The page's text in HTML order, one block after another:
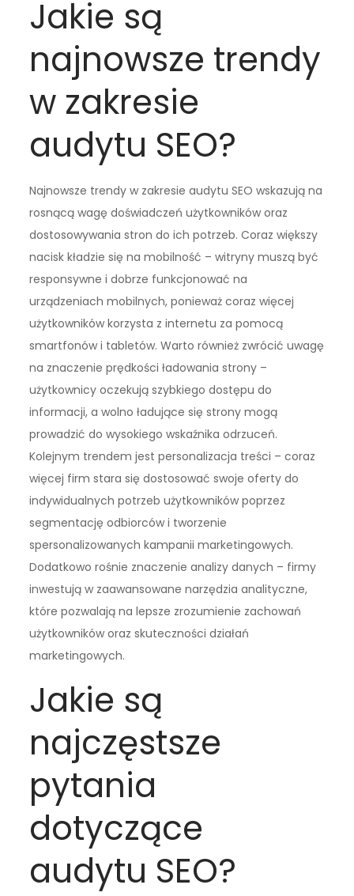
Jakie są
najnowsze trendy
w zakresie
audytu SEO?
Najnowsze trendy w zakresie audytu SEO wskazują na
rosnącą wagę doświadczeń użytkowników oraz
dostosowywania stron do ich potrzeb. Coraz większy
nacisk kładzie się na mobilność – witryny muszą być
responsywne i dobrze funkcjonować na
urządzeniach mobilnych, ponieważ coraz więcej
użytkowników korzysta z internetu za pomocą
smartfonów i tabletów. Warto również zwrócić uwagę
na znaczenie prędkości ładowania strony –
użytkownicy oczekują szybkiego dostępu do
informacji, a wolno ładujące się strony mogą
prowadzić do wysokiego wskaźnika odrzuceń.
Kolejnym trendem jest personalizacja treści – coraz
więcej firm stara się dostosować swoje oferty do
indywidualnych potrzeb użytkowników poprzez
segmentację odbiorców i tworzenie
spersonalizowanych kampanii marketingowych.
Dodatkowo rośnie znaczenie analizy danych – firmy
inwestują w zaawansowane narzędzia analityczne,
które pozwalają na lepsze zrozumienie zachowań
użytkowników oraz skuteczności działań
marketingowych.
Jakie są
najczęstsze
pytania
dotyczące
audytu SEO?